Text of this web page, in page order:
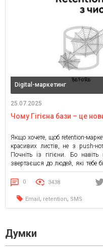
Digital-маркетинг
25.07.2025
Чому Гігієна бази – це
Якщо хочете, щоб retention-
красивих листів, не з push-
Почніть із гігієни. Бо
звертаєшся до людей, які
контактів у базі. Але якщо ваші
0 3438
Email , retention, SMS
Думки